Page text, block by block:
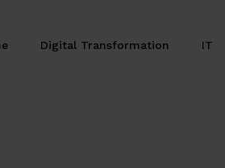
Digital Transformation IT